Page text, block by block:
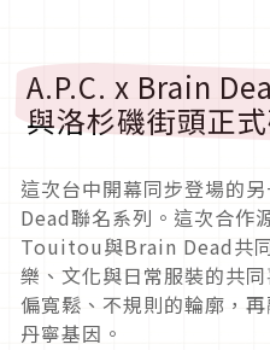
A.P.C. x Brain
與洛杉磯街頭正
這次台中開幕同步登場的
Dead聯名系列。這次合作
Touitou與Brain Dead共
樂、文化與日常服裝的共
偏寬鬆、不規則的輪廓，
丹寧基因。